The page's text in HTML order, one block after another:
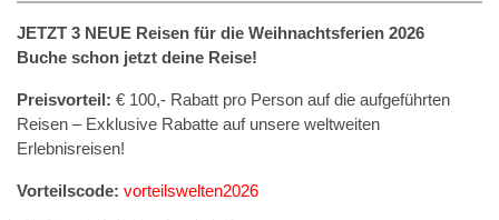
JETZT 3 NEUE Reisen für die Weihnachtsferien 2026
Buche schon jetzt deine Reise!
Preisvorteil: € 100,- Rabatt pro Person auf die aufgeführten
Reisen – Exklusive Rabatte auf unsere weltweiten
Erlebnisreisen!
Vorteilscode: vorteilswelten2026